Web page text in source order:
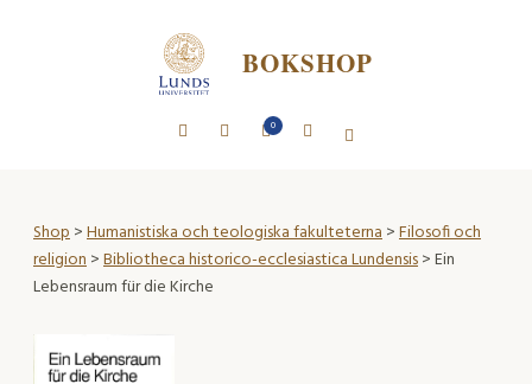
BOKSHOP
0
Shop>Humanistiska och teologiska fakulteterna>Filosofi och
religion>Bibliotheca historico-ecclesiastica Lundensis> Ein
Lebensraum für die Kirche